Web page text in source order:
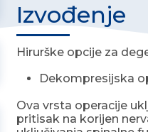
Izvođenje
Hirurške opcije za
Dekompresijska
Ova vrsta operacije
pritisak na korijen